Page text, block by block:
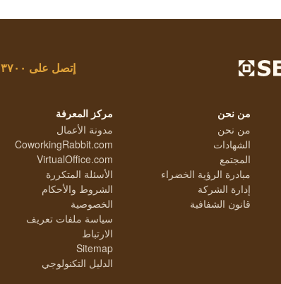
إتصل على ٣٧٠٠ ٢٢٢٧
من نحن
من نحن
الشهادات
المجتمع
مبادرة الرؤية الخضراء
إدارة الشركة
قانون الشفافية
مركز المعرفة
مدونة الأعمال
CoworkingRabbit.com
VirtualOffice.com
الأسئلة المتكررة
الشروط والأحكام
الخصوصية
سياسة ملفات تعريف
الارتباط
Sitemap
الدليل التكنولوجي